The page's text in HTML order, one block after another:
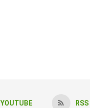
YOUTUBE RSS